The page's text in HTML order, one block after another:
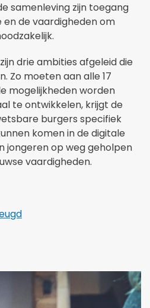
samenleving zijn toegang
de vaardigheden om
drie ambities afgeleid die
Zo moeten aan alle 17
mogelijkheden worden
te ontwikkelen, krijgt de
burgers specifiek
komen in de digitale
jongeren op weg geholpen
vaardigheden.